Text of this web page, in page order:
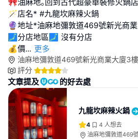
🎀油麻地｡回到古代超豪華裝修火鍋
🪄店名* #九龍坎麻辣火鍋
🔮地址*油麻地彌敦道469號新光商
🗾分店地區🗾 沒有分店
💰價... 更多
油麻地彌敦道469號新光商業大廈3樓
評分
文章提及 的好去處
九龍坎麻辣火鍋
4 4 人想去
油麻地彌敦道469